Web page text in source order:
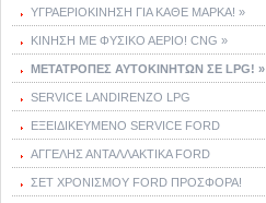
ΥΓΡΑΕΡΙΟΚΙΝΗΣΗ ΓΙΑ ΚΑΘΕ ΜΑΡΚΑ! »
ΚΙΝΗΣΗ ΜΕ ΦΥΣΙΚΟ ΑΕΡΙΟ! CNG »
ΜΕΤΑΤΡΟΠΕΣ ΑΥΤΟΚΙΝΗΤΩΝ ΣΕ LPG! »
SERVICE LANDIRENZO LPG
ΕΞΕΙΔΙΚΕΥΜΕΝΟ SERVICE FORD
ΑΓΓΕΛΗΣ ΑΝΤΑΛΛΑΚΤΙΚΑ FORD
ΣΕΤ ΧΡΟΝΙΣΜΟΥ FORD ΠΡΟΣΦΟΡΑ!